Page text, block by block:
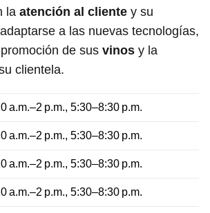
la atención al cliente y su
a las nuevas tecnologías,
de sus vinos y la
clientela.
a.m.–2 p.m., 5:30–8:30 p.m.
a.m.–2 p.m., 5:30–8:30 p.m.
a.m.–2 p.m., 5:30–8:30 p.m.
a.m.–2 p.m., 5:30–8:30 p.m.